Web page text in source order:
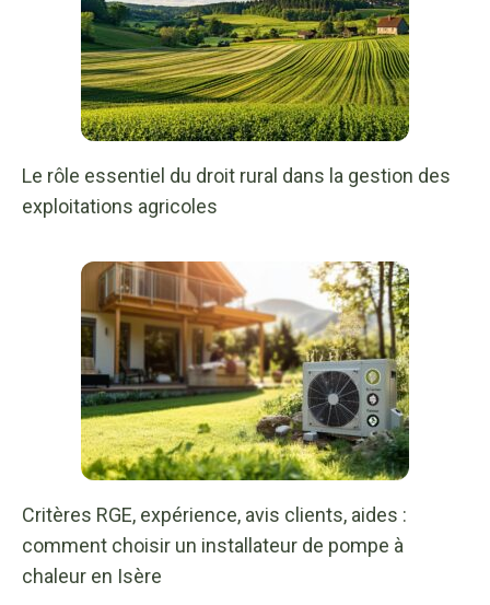
Le rôle essentiel du droit rural dans la gestion des
exploitations agricoles
Critères RGE, expérience, avis clients, aides :
comment choisir un installateur de pompe à
chaleur en Isère